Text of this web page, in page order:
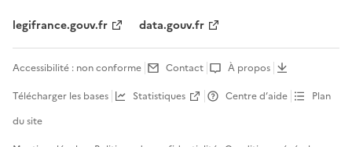
legifrance.gouv.fr
data.gouv.fr
Accessibilité : non conforme Contact
À propos
Télécharger les bases
Statistiques Centre d’aide
Plan
du site